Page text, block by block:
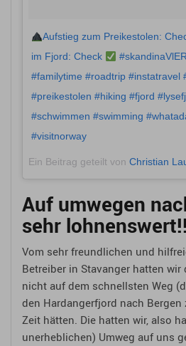
Aufstieg zum Preikestolen:
im Fjord: Check
#familytime #roadtrip #instatravel
#preikestolen #hiking #fjord
#schwimmen #swimming
#visitnorway
Ein Beitrag geteilt von Christian
Auf umwegen
sehr
Vom sehr freundlichen und
Betreiber in Stavanger hatten
nicht auf dem schnellsten Weg
den Hardangerfjord nach
Zeit hätten. Die hatten wir, also
unerheblichen) Umweg auf uns